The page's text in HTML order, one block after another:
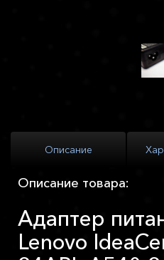
Описание
Описание товара:
Адаптер
Lenovo